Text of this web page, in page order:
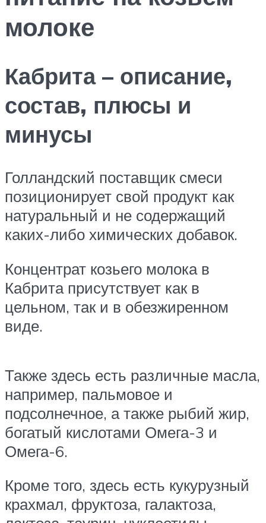
молоке
Кабрита – описание,
состав, плюсы и
минусы
Голландский поставщик смеси
позиционирует свой продукт как
натуральный и не содержащий
каких-либо химических добавок.
Концентрат козьего молока в
Кабрита присутствует как в
цельном, так и в обезжиренном
виде.
Также здесь есть различные масла,
например, пальмовое и
подсолнечное, а также рыбий жир,
богатый кислотами Омега-3 и
Омега-6.
Кроме того, здесь есть кукурузный
крахмал, фруктоза, галактоза,